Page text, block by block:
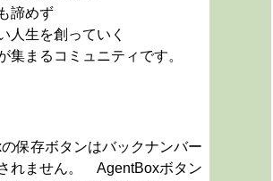
諦めず
人生を創っていく
集まるコミュニティです。
保存ボタンはバックナンバー
れません。 AgentBoxボタン